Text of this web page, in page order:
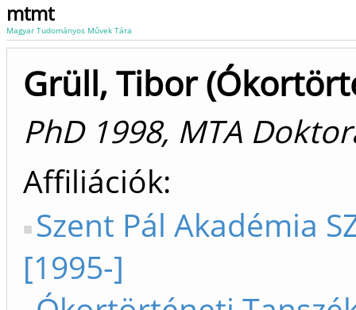
mtmt
Magyar Tudományos Művek Tára
Grüll, Tibor
PhD 1998, MTA
Affiliációk
Szent Pál Akadémia
[1995-]